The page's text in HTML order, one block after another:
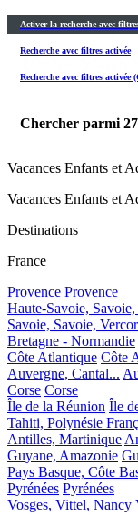
Activer la recherche avec
Recherche avec filtres activée
Recherche avec filtres
Chercher parmi
Vacances Enfants et
Vacances Enfants et
Destinations
France
Provence Provence
Haute-Savoie,
Savoie, Savoie,
Bretagne - Normandie
Côte Atlantique Côte
Auvergne, Cantal...
Corse Corse
Île de la Réunion Île
Tahiti, Polynésie
Antilles, Martinique
Guyane, Amazonie
Pays Basque, Côte
Pyrénées Pyrénées
Vosges, Vittel, Nancy